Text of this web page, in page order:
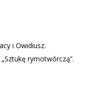
i Owidiusz.
rymotwórczą”.